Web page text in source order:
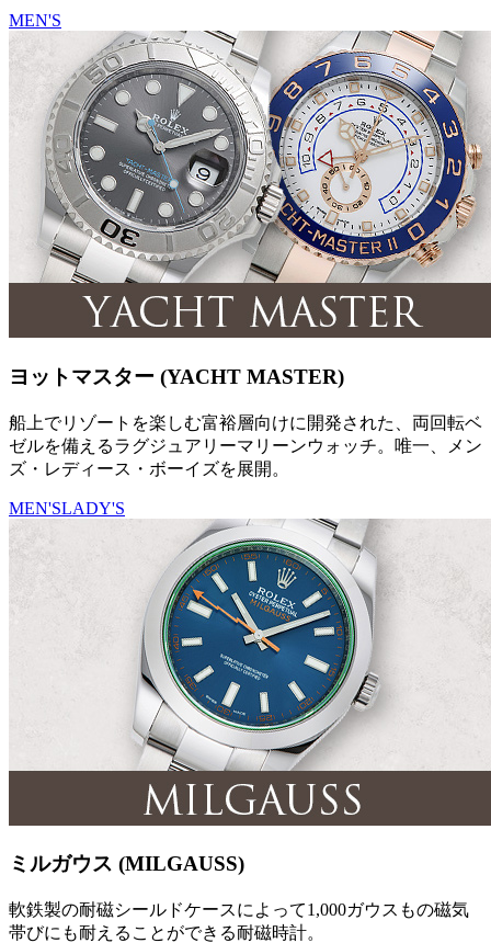
MEN'S
ヨットマスター (YACHT MASTER)
船上でリゾートを楽しむ富裕層向けに開発された、両回転ベ
ゼルを備えるラグジュアリーマリーンウォッチ。唯一、メン
ズ・レディース・ボーイズを展開。
MEN'SLADY'S
ミルガウス (MILGAUSS)
軟鉄製の耐磁シールドケースによって1,000ガウスもの磁気
帯びにも耐えることができる耐磁時計。